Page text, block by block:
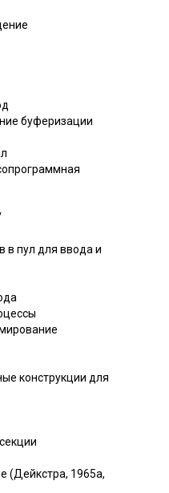
буферизации
в пул для ввода и
конструкции для
(Дейкстра, 1965а,